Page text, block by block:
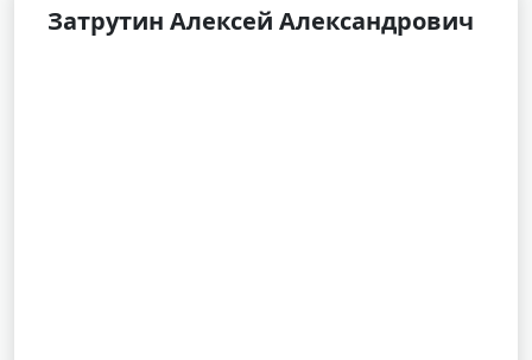
Затрутин Алексей Александрович